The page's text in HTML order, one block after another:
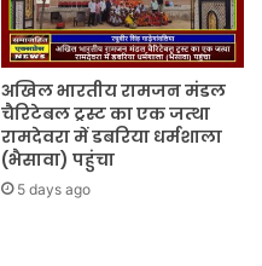
अखिल भारतीय रामजन मंडल
चैरिटेबल ट्रस्ट का एक जत्था
रामदेवरा में डबरिया धर्मशाला
(भैसावा) पहुंचा
5 days ago